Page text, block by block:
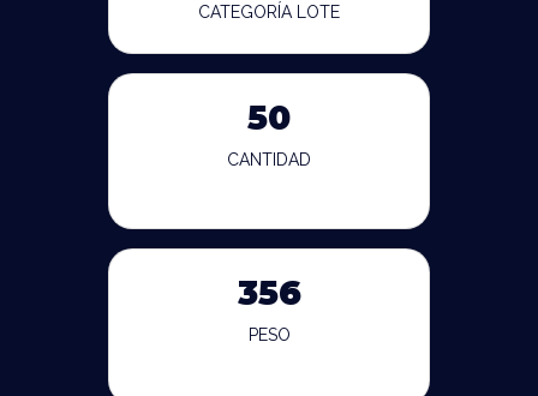
CATEGORÍA LOTE
50
CANTIDAD
356
PESO